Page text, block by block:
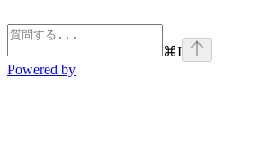
⌘I
Powered by